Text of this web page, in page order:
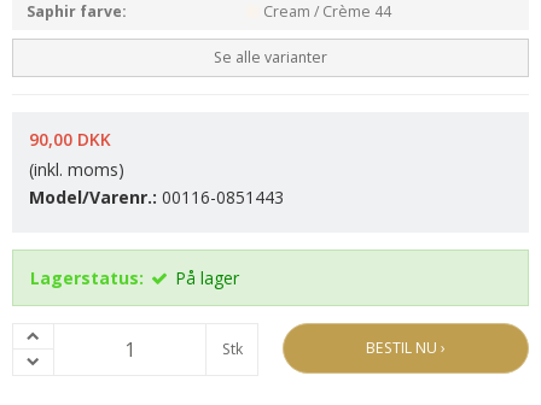
Saphir farve: Cream / Crème 44
Se alle varianter
90,00 DKK
(inkl. moms)
Model/Varenr.: 00116-0851443
Lagerstatus: På lager
Stk BESTIL NU ›